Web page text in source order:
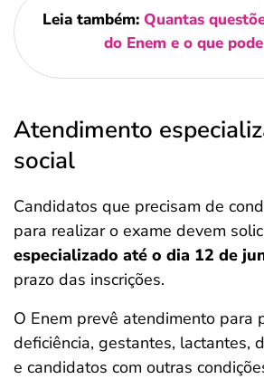
Leia também: Quantas
do Enem e o que
Atendimento
social
Candidatos que precisam de
para realizar o exame devem
especializado até o dia 12 de
prazo das inscrições.
O Enem prevê atendimento para
deficiência, gestantes, lactantes,
e candidatos com outras